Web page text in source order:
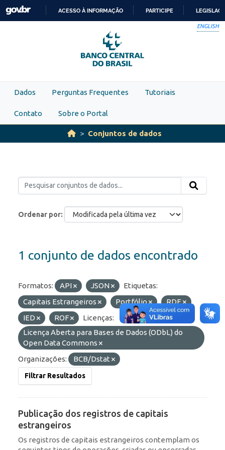
Skip to main content
PARA
O
CONTEÚDO
ACESSO À INFORMAÇÃO PARTICIPE
ENGLISH
Dados Perguntas Frequentes Tutoriais
Contato Sobre o Portal
Conjuntos de dados
Ordenar por
1 conjunto de dados encontrado
Formatos: API JSON
Etiquetas:
Capitais Estrangeiros
Portfólio
RDE
IED
ROF
Licenças:
Licença Aberta para Bases de Dados (ODbL) do
Open Data Commons
Organizações:
BCB/Dstat
Filtrar Resultados
Publicação dos registros de capitais
estrangeiros
Os registros de capitais estrangeiros contemplam os